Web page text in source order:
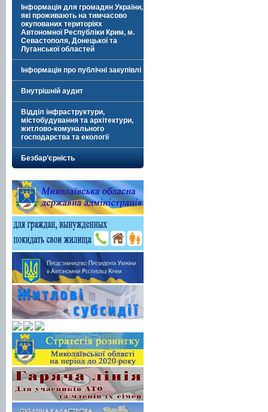
Інформація для громадян України,
які проживають на тимчасово
окупованих територіях
Автономної Республіки Крим, м.
Севастополя, Донецької та
Луганської областей
Інформація про публічні закупівлі
Внутрішній аудит
Відділ інфраструктури,
містобудування та архітектури,
житлово-комунального
господарства та екології
Безбар’єрність